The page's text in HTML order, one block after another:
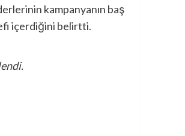
kampanyanın baş
içerdiğini belirtti.